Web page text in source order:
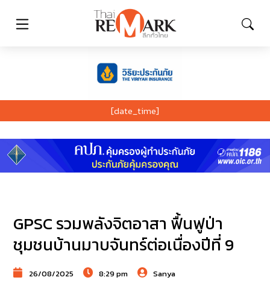
[date_time]
GPSC รวมพลังจิตอาสา ฟื้นฟูป่า
ชุมชนบ้านมาบจันทร์ต่อเนื่องปีที่ 9
26/08/2025 8:29 pm Sanya